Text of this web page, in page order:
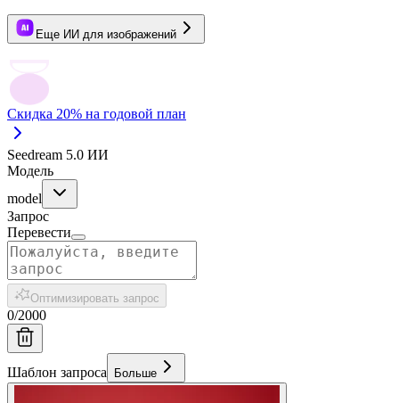
Еще ИИ для изображений
Скидка 20% на годовой план
Seedream 5.0 ИИ
Модель
model
Запрос
Перевести
Оптимизировать запрос
0/2000
Шаблон запроса Больше